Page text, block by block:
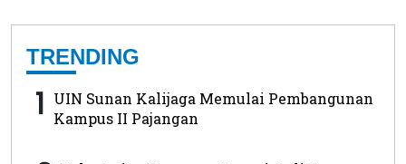
TRENDING
1 UIN Sunan Kalijaga Memulai Pembangunan
Kampus II Pajangan